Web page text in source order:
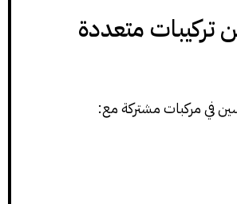
متعددة
في مركبات مشتركة مع: